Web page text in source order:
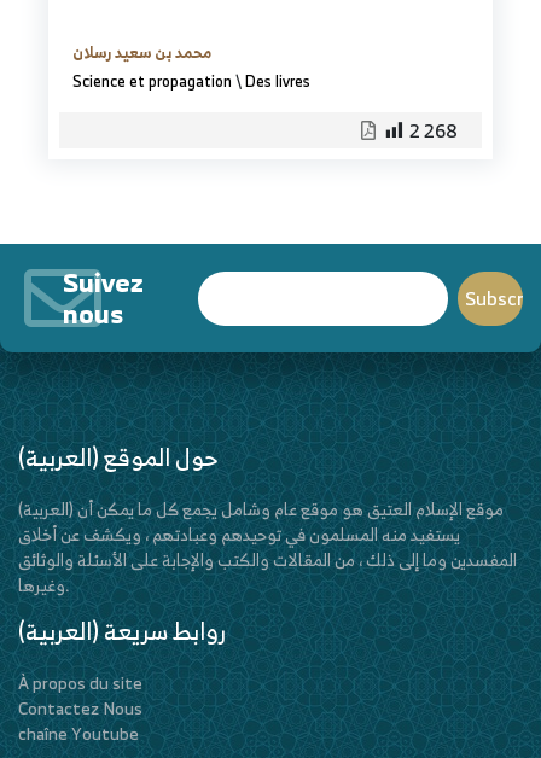
محمد بن سعيد رسلان
Science et propagation\Des livres
2 268
Suivez
nous
(العربية) حول الموقع
(العربية) موقع الإسلام العتيق هو موقع عام وشامل يجمع كل ما يمكن أن
يستفيد منه المسلمون في توحيدهم وعبادتهم ، ويكشف عن أخلاق
المفسدين وما إلى ذلك ، من المقالات والكتب والإجابة على الأسئلة والوثائق
وغيرها.
(العربية) روابط سريعة
À propos du site
Contactez Nous
chaîne Youtube